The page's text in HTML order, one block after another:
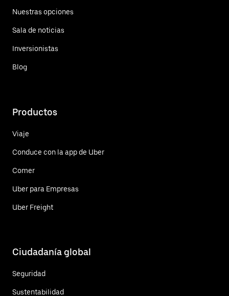
Nuestras opciones
Sala de noticias
Inversionistas
Blog
Productos
Viaje
Conduce con la app de Uber
Comer
Uber para Empresas
Uber Freight
Ciudadanía global
Seguridad
Sustentabilidad